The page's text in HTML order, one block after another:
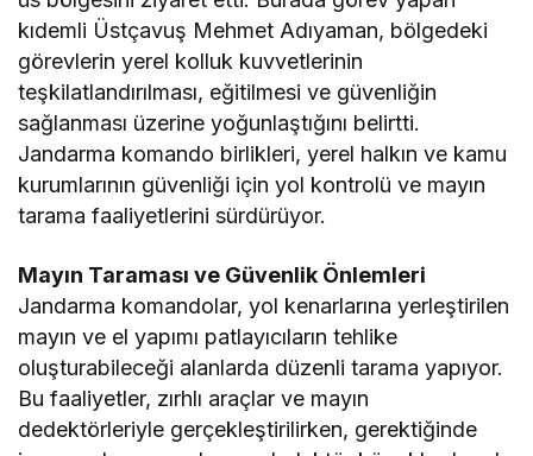
kıdemli Üstçavuş Mehmet Adıyaman, bölgedeki
görevlerin yerel kolluk kuvvetlerinin
teşkilatlandırılması, eğitilmesi ve güvenliğin
sağlanması üzerine yoğunlaştığını belirtti.
Jandarma komando birlikleri, yerel halkın ve kamu
kurumlarının güvenliği için yol kontrolü ve mayın
tarama faaliyetlerini sürdürüyor.
Mayın Taraması ve Güvenlik Önlemleri
Jandarma komandolar, yol kenarlarına yerleştirilen
mayın ve el yapımı patlayıcıların tehlike
oluşturabileceği alanlarda düzenli tarama yapıyor.
Bu faaliyetler, zırhlı araçlar ve mayın
dedektörleriyle gerçekleştirilirken, gerektiğinde